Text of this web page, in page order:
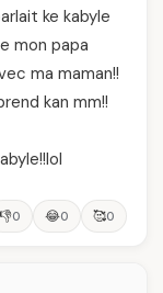
ke kabyle
mon papa
ma maman!!
kan mm!!
👎0 😂0 🥰0